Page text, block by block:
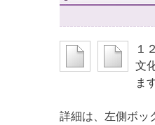
１
文
ま
詳細は、左側ボッ